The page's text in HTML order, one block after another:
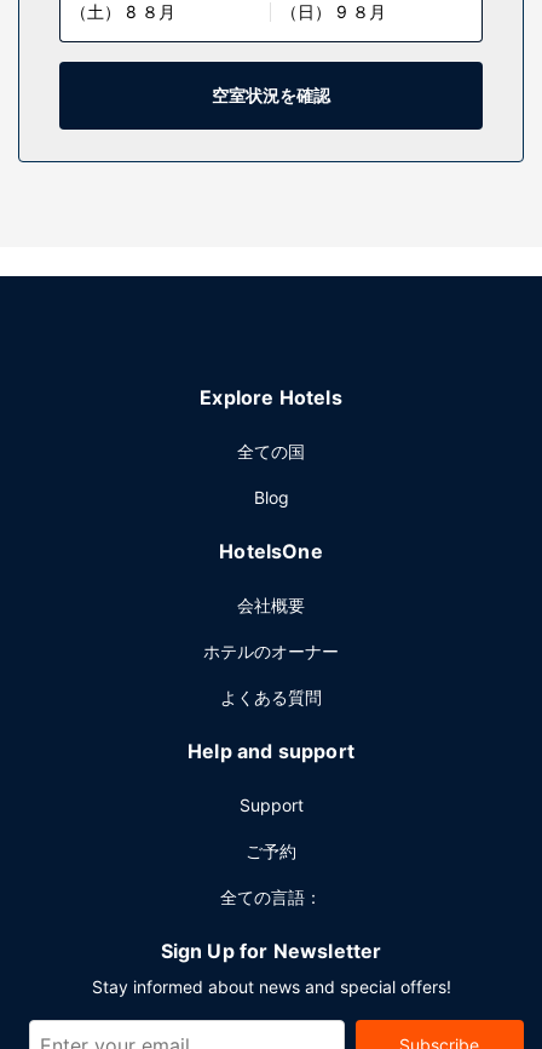
ベッドに、羽毛の掛け布団、高級寝具が付いています。客室
ではケーブルの番組をご覧いただけます。浴槽またはシャワ
ーのある専用バスルームには、デザイナーバスアメニティ、
ヘアドライヤーが備わっています。
施設
マッサージ、ボディ トリートメント、フェイシャル トリート
ただけます。このアールデコ様式のホテルでは、その他にも
ぜひ、Preston's Marketでお食事をお試しください。このホ
ムサービス (営業時間限定)をご利用いただくこともできま
がりいただけます。1 日の終わりは、バー / ラウンジで 1 杯
～ 11:00 まで、週末は 7:00 ～ 正午 まで、有料でお召し上が
ビジネスセンター、リムジン / タウンカー サービス、エクス
プレス チェックアウトをお使いいただけます。敷地内にはセ
ルフパーキング (有料) が備わっています。
（土） 8 ８月 （日） 9 ８月
空室状況を確認
Explore Hotels
全ての国
Blog
HotelsOne
会社概要
ホテルのオーナー
よくある質問
Help and support
Support
ご予約
全ての言語：
Sign Up for Newsletter
Stay informed about news and special offers!
Subscribe